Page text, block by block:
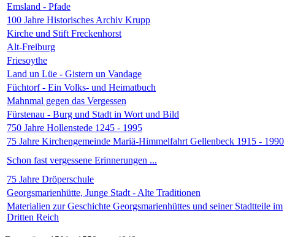
Emsland - Pfade
100 Jahre Historisches Archiv Krupp
Kirche und Stift Freckenhorst
Alt-Freiburg
Friesoythe
Land un Lüe - Gistern un Vandage
Füchtorf - Ein Volks- und Heimatbuch
Mahnmal gegen das Vergessen
Fürstenau - Burg und Stadt in Wort und Bild
750 Jahre Hollenstede 1245 - 1995
75 Jahre Kirchengemeinde Mariä-Himmelfahrt Gellenbeck 1915 - 1990
Schon fast vergessene Erinnerungen ...
75 Jahre Dröperschule
Georgsmarienhütte, Junge Stadt - Alte Traditionen
Materialien zur Geschichte Georgsmarienhüttes und seiner Stadtteile im
Dritten Reich